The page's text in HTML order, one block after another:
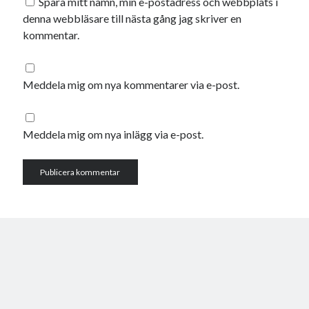
oktober 2021
september 2021
Logga in
denna webbläsare till nästa gång jag skriver en
kommentar.
Meddela mig om nya kommentarer via e-post.
Meddela mig om nya inlägg via e-post.